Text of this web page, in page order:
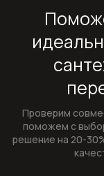
Внутренние
смесителей
Картриджи для
Системы
Сифоны
Проверим
поможем с
решение на 20-